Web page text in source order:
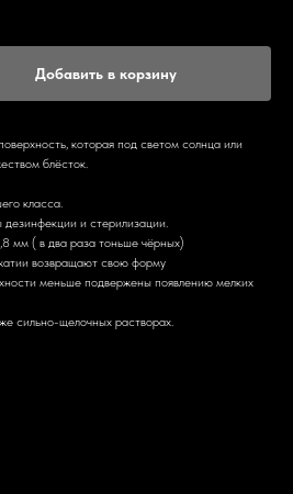
Добавить в корзину
которая под светом солнца или
блёсток.
класса.
и стерилизации.
мм ( в два раза тоньше чёрных)
возвращают свою форму
меньше подвержены появлению мелких
сильно-щелочных растворах.